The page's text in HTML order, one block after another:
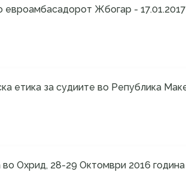
Жбогар -
етика за судиите во Република
Охрид, 28-29 Октомври 2016 година